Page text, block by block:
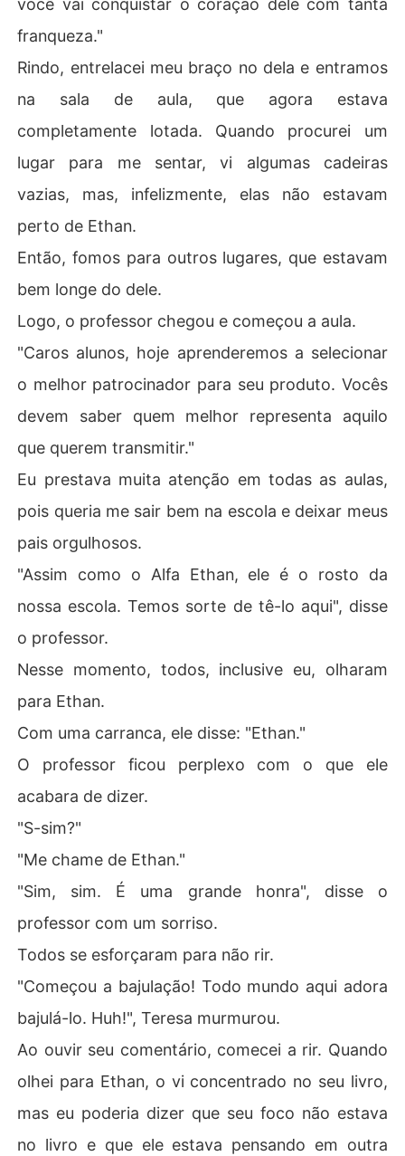
você vai conquistar o coração dele com tanta
franqueza."
Rindo, entrelacei meu braço no dela e entramos
na sala de aula, que agora estava
completamente lotada. Quando procurei um
lugar para me sentar, vi algumas cadeiras
vazias, mas, infelizmente, elas não estavam
perto de Ethan.
Então, fomos para outros lugares, que estavam
bem longe do dele.
Logo, o professor chegou e começou a aula.
"Caros alunos, hoje aprenderemos a selecionar
o melhor patrocinador para seu produto. Vocês
devem saber quem melhor representa aquilo
que querem transmitir."
Eu prestava muita atenção em todas as aulas,
pois queria me sair bem na escola e deixar meus
pais orgulhosos.
"Assim como o Alfa Ethan, ele é o rosto da
nossa escola. Temos sorte de tê-lo aqui", disse
o professor.
Nesse momento, todos, inclusive eu, olharam
para Ethan.
Com uma carranca, ele disse: "Ethan."
O professor ficou perplexo com o que ele
acabara de dizer.
"S-sim?"
"Me chame de Ethan."
"Sim, sim. É uma grande honra", disse o
professor com um sorriso.
Todos se esforçaram para não rir.
"Começou a bajulação! Todo mundo aqui adora
bajulá-lo. Huh!", Teresa murmurou.
Ao ouvir seu comentário, comecei a rir. Quando
olhei para Ethan, o vi concentrado no seu livro,
mas eu poderia dizer que seu foco não estava
no livro e que ele estava pensando em outra